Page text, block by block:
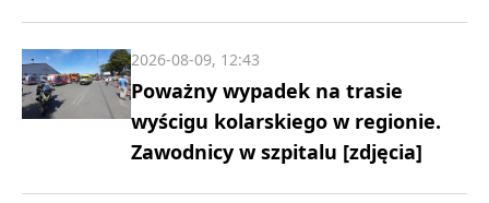
Poważny wypadek na trasie
wyścigu kolarskiego w regionie.
Zawodnicy w szpitalu [zdjęcia]
2026-08-09, 12:43